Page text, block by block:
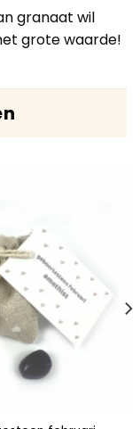
granaat wil
grote waarde!